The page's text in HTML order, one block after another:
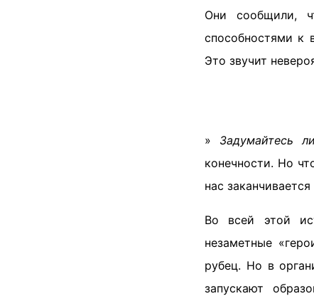
Они сообщили,
способностями к
Это звучит
» Задумайтесь
конечности. Но
нас
Во всей этой
незаметные
рубец. Но в
запускают